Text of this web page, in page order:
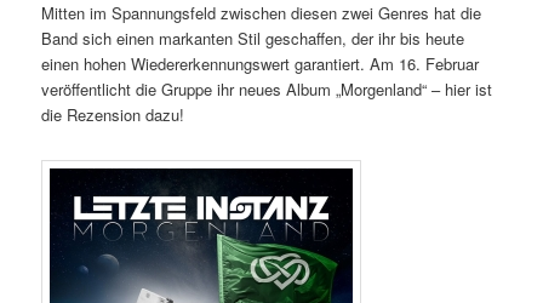
Mitten im Spannungsfeld zwischen diesen zwei Genres hat die
Band sich einen markanten Stil geschaffen, der ihr bis heute
einen hohen Wiedererkennungswert garantiert. Am 16. Februar
veröffentlicht die Gruppe ihr neues Album „Morgenland“ – hier ist
die Rezension dazu!